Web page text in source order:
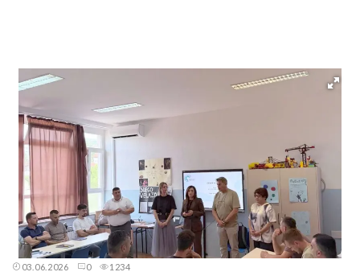
03.06.2026 0 1234